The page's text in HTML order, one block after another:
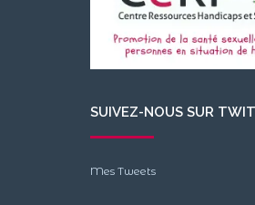
SUIVEZ-NOUS SUR
Mes Tweets